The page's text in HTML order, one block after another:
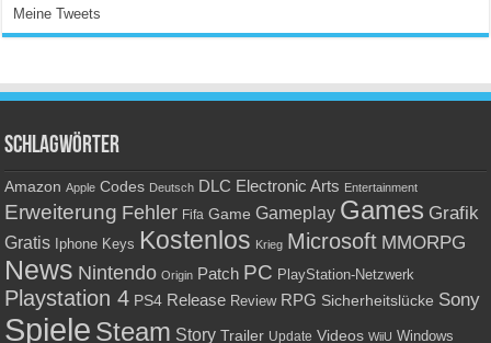
Meine Tweets
Schlagwörter
Amazon Apple Codes Deutsch DLC Electronic Arts Entertainment
Erweiterung Fehler Fifa Game Gameplay Games Grafik
Gratis Iphone Keys Kostenlos Krieg Microsoft MMORPG
News Nintendo Origin Patch PC PlayStation-Netzwerk
Playstation 4 PS4 Release Review RPG Sicherheitslücke Sony
Spiele Steam Story Trailer Update Videos WiiU Windows